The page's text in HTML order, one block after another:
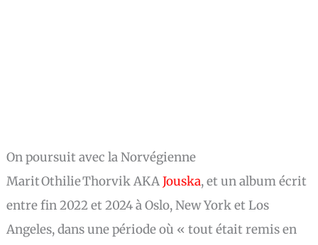
On poursuit avec la Norvégienne
Marit Othilie Thorvik AKAJouska, et un album écrit
entre fin 2022 et 2024 à Oslo, New York et Los
Angeles, dans une période où « tout était remis en